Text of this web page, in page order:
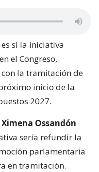
si la iniciativa
el Congreso,
la tramitación de
inicio de la
2027.
Ossandón
sería refundir la
parlamentaria
en tramitación.